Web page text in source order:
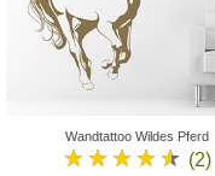
Wandtattoo Wildes Pferd
★★★★★ (2)